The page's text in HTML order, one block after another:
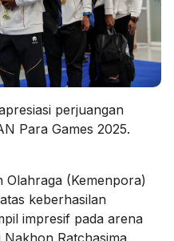
perjuangan
Para Games 2025.
Olahraga (Kemenpora)
keberhasilan
impresif pada arena